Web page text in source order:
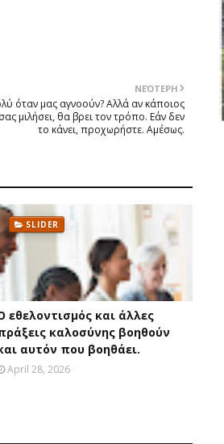
ΝΕΌΤΕΡΗ
όταν μας αγνοούν? Αλλά αν κάποιος
μιλήσει, θα βρει τον τρόπο. Εάν δεν
το κάνει, προχωρήστε. Αμέσως.
SLIDER
εθελοντισμός και άλλες
καλοσύνης βοηθούν
αυτόν που βοηθάει.
April 28, 2026